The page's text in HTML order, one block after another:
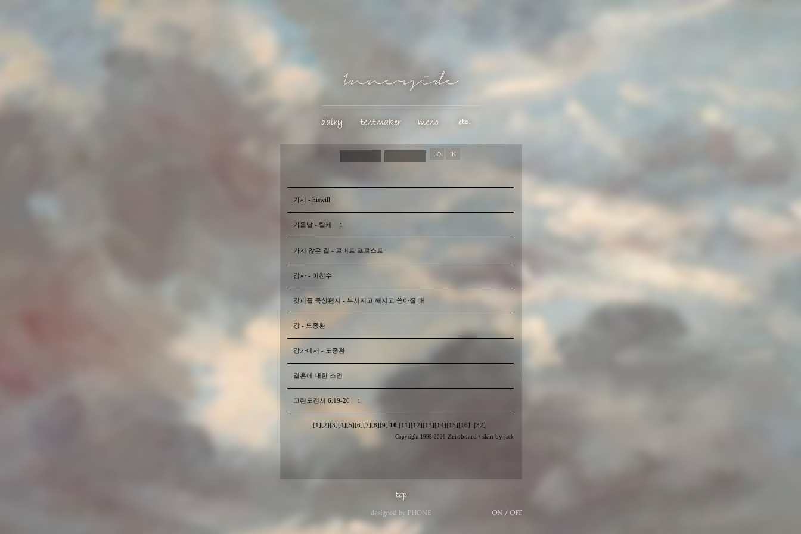
가시 - hiswill
가을날 - 릴케 1
가지 않은 길 - 로버트 프로스트
감사 - 이찬수
갓피플 묵상편지 - 부서지고 깨지고 쏟아질 때
강 - 도종환
강가에서 - 도종환
결혼에 대한 조언
고린도전서 6:19-20 1
[1] [2] [3] [4] [5] [6] [7] [8] [9] 10 [11] [12] [13] [14] [15] [16] [32]
Copyright 1999-2026 Zeroboard / skin by jack